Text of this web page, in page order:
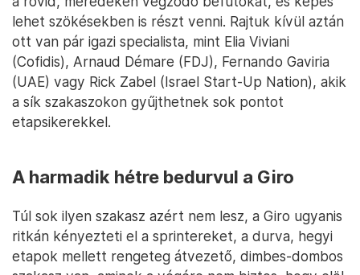
lehet szökésekben is részt venni. Rajtuk kívül aztán
ott van pár igazi specialista, mint Elia Viviani
(Cofidis), Arnaud Démare (FDJ), Fernando Gaviria
(UAE) vagy Rick Zabel (Israel Start-Up Nation), akik
a sík szakaszokon gyűjthetnek sok pontot
etapsikerekkel.
A harmadik hétre bedurvul a Giro
Túl sok ilyen szakasz azért nem lesz, a Giro ugyanis
ritkán kényezteti el a sprintereket, a durva, hegyi
etapok mellett rengeteg átvezető, dimbes-dombos